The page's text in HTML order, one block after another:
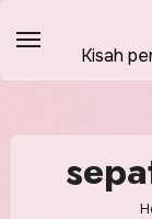
content
Kisah